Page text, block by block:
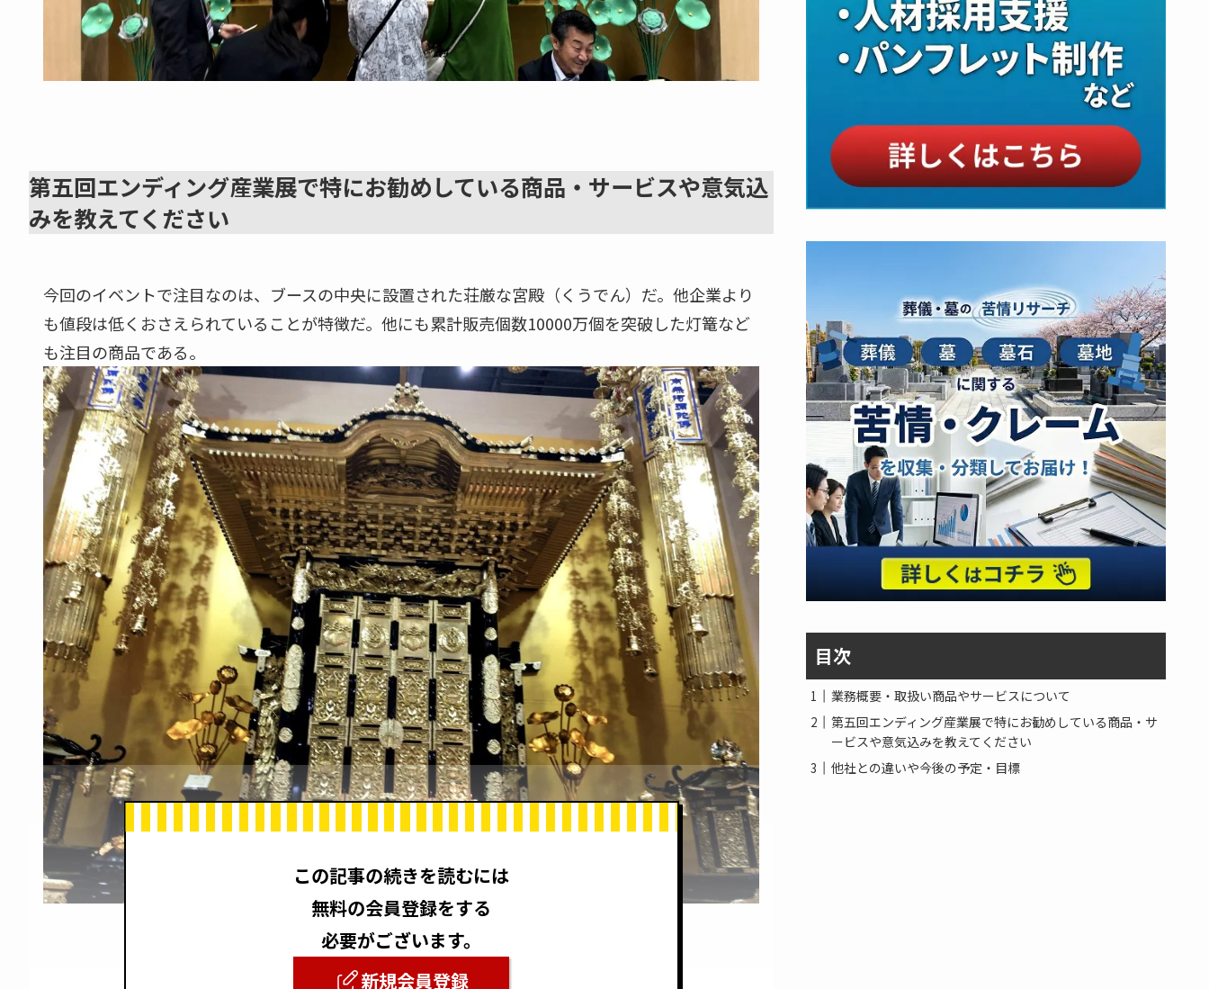
第五回エンディング産業展で特にお勧めしている商品・サービスや意気込
みを教えてください
今回のイベントで注目なのは、ブースの中央に設置された荘厳な宮殿（くうでん）だ。他企業より
も値段は低くおさえられていることが特徴だ。他にも累計販売個数10000万個を突破した灯篭など
も注目の商品である。
この記事の続きを読むには
無料の会員登録をする
必要がございます。
新規会員登録
目次
業務概要・取扱い商品やサービスについて
第五回エンディング産業展で特にお勧めしている商品・サ
ービスや意気込みを教えてください
他社との違いや今後の予定・目標